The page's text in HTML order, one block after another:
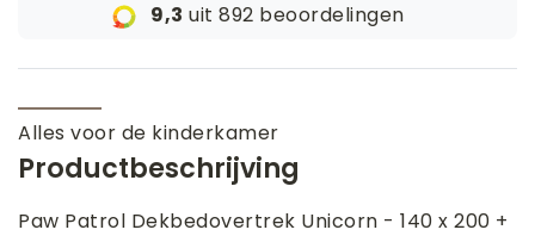
9,3 uit 892 beoordelingen
Alles voor de kinderkamer
Productbeschrijving
Paw Patrol Dekbedovertrek Unicorn - 140 x 200 +